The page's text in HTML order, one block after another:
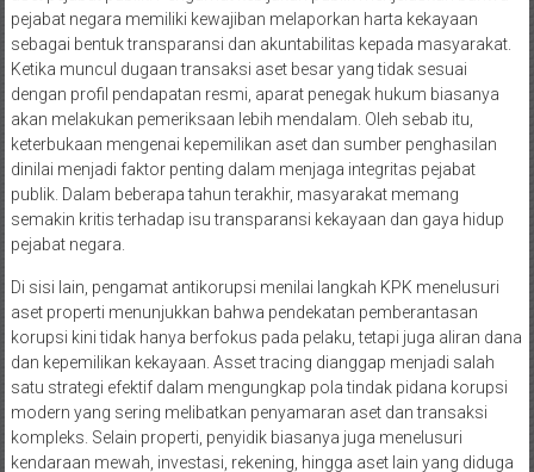
pejabat negara memiliki kewajiban melaporkan harta kekayaan
sebagai bentuk transparansi dan akuntabilitas kepada masyarakat.
Ketika muncul dugaan transaksi aset besar yang tidak sesuai
dengan profil pendapatan resmi, aparat penegak hukum biasanya
akan melakukan pemeriksaan lebih mendalam. Oleh sebab itu,
keterbukaan mengenai kepemilikan aset dan sumber penghasilan
dinilai menjadi faktor penting dalam menjaga integritas pejabat
publik. Dalam beberapa tahun terakhir, masyarakat memang
semakin kritis terhadap isu transparansi kekayaan dan gaya hidup
pejabat negara.
Di sisi lain, pengamat antikorupsi menilai langkah KPK menelusuri
aset properti menunjukkan bahwa pendekatan pemberantasan
korupsi kini tidak hanya berfokus pada pelaku, tetapi juga aliran dana
dan kepemilikan kekayaan. Asset tracing dianggap menjadi salah
satu strategi efektif dalam mengungkap pola tindak pidana korupsi
modern yang sering melibatkan penyamaran aset dan transaksi
kompleks. Selain properti, penyidik biasanya juga menelusuri
kendaraan mewah, investasi, rekening, hingga aset lain yang diduga